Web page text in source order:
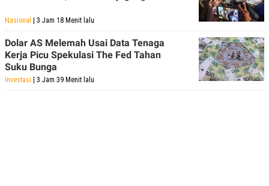
Nasional | 3 Jam 18 Menit lalu
Dolar AS Melemah Usai Data Tenaga
Kerja Picu Spekulasi The Fed Tahan
Suku Bunga
Investasi | 3 Jam 39 Menit lalu